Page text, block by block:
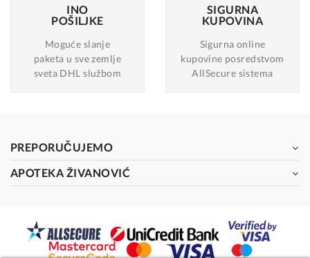
INO
POŠILJKE
Moguće slanje
paketa u sve zemlje
sveta DHL službom
SIGURNA
KUPOVINA
Sigurna online
kupovine posredstvom
AllSecure sistema
PREPORUČUJEMO
APOTEKA ŽIVANOVIĆ